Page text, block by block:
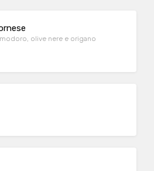
olive nere e origano